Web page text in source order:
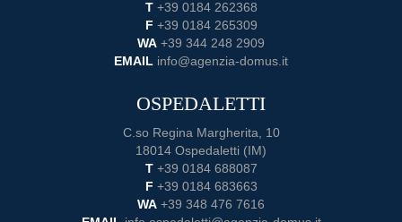
T+39 0184 262368
F +39 0184 265309
WA +39 344 248 2909
EMAIL info@agenzia-domus.it
OSPEDALETTI
C.so Regina Margherita, 10
18014 Ospedaletti (IM)
T +39 0184 688087
F +39 0184 683663
WA +39 348 476 7616